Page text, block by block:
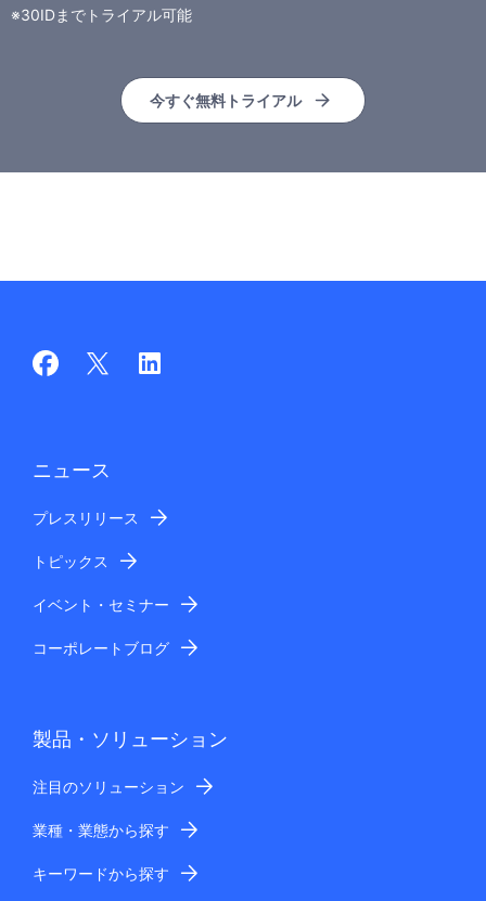
※30IDまでトライアル可能
今すぐ無料トライアル
ニュース
プレスリリース
トピックス
イベント・セミナー
コーポレートブログ
製品・ソリューション
注目のソリューション
業種・業態から探す
キーワードから探す